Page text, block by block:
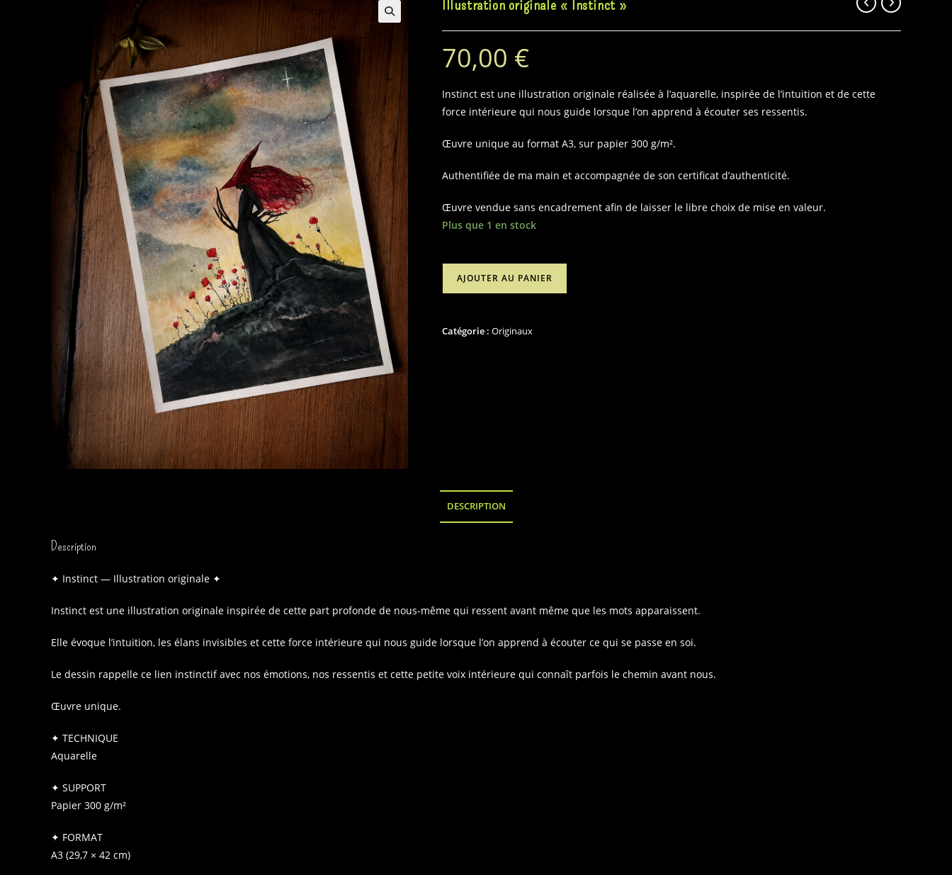
Illustration originale « Instinct »
70,00 €
Instinct est une illustration originale réalisée à l’aquarelle, inspirée de l’intuition et de cette
force intérieure qui nous guide lorsque l’on apprend à écouter ses ressentis.
Œuvre unique au format A3, sur papier 300 g/m².
Authentifiée de ma main et accompagnée de son certificat d’authenticité.
Œuvre vendue sans encadrement afin de laisser le libre choix de mise en valeur.
Plus que 1 en stock
originale
AJOUTER AU PANIER
Catégorie : Originaux
DESCRIPTION
Description
✦ Instinct — Illustration originale ✦
Instinct est une illustration originale inspirée de cette part profonde de nous-même qui ressent avant même que les mots apparaissent.
Elle évoque l’intuition, les élans invisibles et cette force intérieure qui nous guide lorsque l’on apprend à écouter ce qui se passe en soi.
Le dessin rappelle ce lien instinctif avec nos émotions, nos ressentis et cette petite voix intérieure qui connaît parfois le chemin avant nous.
Œuvre unique.
✦ TECHNIQUE
Aquarelle
✦ SUPPORT
Papier 300 g/m²
✦ FORMAT
A3 (29,7 × 42 cm)